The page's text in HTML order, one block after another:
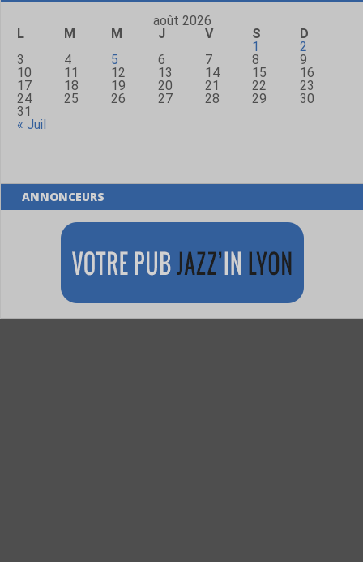
août 2026
L
M M J V S
D
1
2
3
4 5 6 7 8
9
10
11 12 13 14 15
16
17
18 19 20 21 22
23
24
25 26 27 28 29
30
31
« Juil
ANNONCEURS